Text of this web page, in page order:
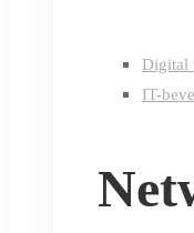
Digital
IT-